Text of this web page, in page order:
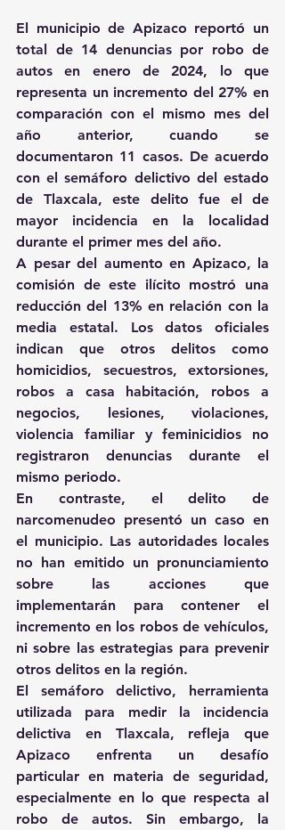
El municipio de Apizaco reportó un
total de 14 denuncias por robo de
autos en enero de 2024, lo que
representa un incremento del 27% en
comparación con el mismo mes del
año anterior, cuando se
documentaron 11 casos. De acuerdo
con el semáforo delictivo del estado
de Tlaxcala, este delito fue el de
mayor incidencia en la localidad
durante el primer mes del año.
A pesar del aumento en Apizaco, la
comisión de este ilícito mostró una
reducción del 13% en relación con la
media estatal. Los datos oficiales
indican que otros delitos como
homicidios, secuestros, extorsiones,
robos a casa habitación, robos a
negocios, lesiones, violaciones,
violencia familiar y feminicidios no
registraron denuncias durante el
mismo periodo.
En contraste, el delito de
narcomenudeo presentó un caso en
el municipio. Las autoridades locales
no han emitido un pronunciamiento
sobre las acciones que
implementarán para contener el
incremento en los robos de vehículos,
ni sobre las estrategias para prevenir
otros delitos en la región.
El semáforo delictivo, herramienta
utilizada para medir la incidencia
delictiva en Tlaxcala, refleja que
Apizaco enfrenta un desafío
particular en materia de seguridad,
especialmente en lo que respecta al
robo de autos. Sin embargo, la